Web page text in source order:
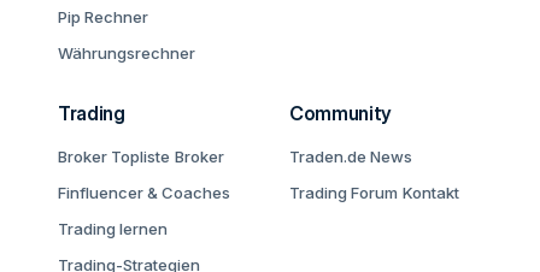
Pip Rechner
Währungsrechner
Trading
Broker Topliste Broker
Finfluencer & Coaches
Trading lernen
Trading-Strategien
Community
Traden.de News
Trading Forum Kontakt